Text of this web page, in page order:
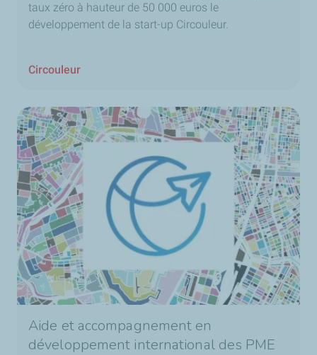
taux zéro à hauteur de 50 000 euros le
développement de la start-up Circouleur.
Circouleur
Aide et accompagnement en
développement international des PME